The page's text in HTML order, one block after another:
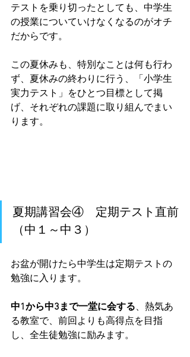
テストを乗り切ったとしても、中学生
の授業についていけなくなるのがオチ
だからです。
この夏休みも、特別なことは何も行わ
ず、夏休みの終わりに行う、「小学生
実力テスト」をひとつ目標として掲
げ、それぞれの課題に取り組んでまい
ります。
夏期講習会④　定期テスト直前
（中１～中３）
お盆が開けたら中学生は定期テストの
勉強に入ります。
中1から中3まで一堂に会する、熱気あ
る教室で、前回よりも高得点を目指
し、全生徒勉強に励みます。